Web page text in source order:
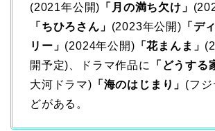
(2021年公開) 「月の満ち欠け」
「ちひろさん」 (2023年公開) 「デ
リー」 (2024年公開) 「花まんま」
開予定)、ドラマ作品に
「どうする
大河ドラマ) 「海のはじまり」 (フ
どがある。